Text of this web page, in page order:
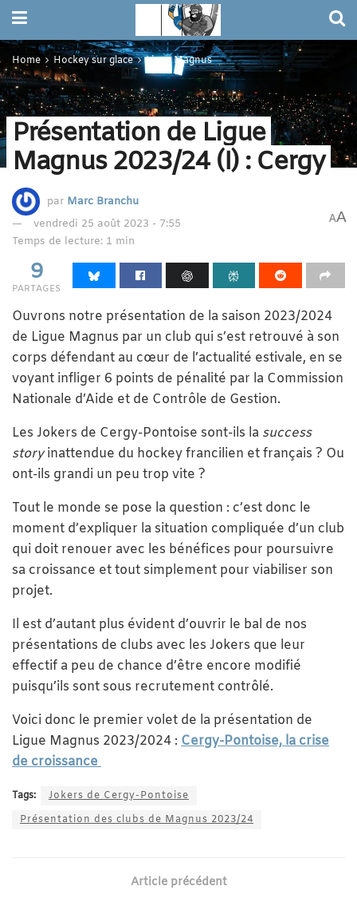
Home Hockey sur glace Ligue Magnus
Présentation de Ligue
Magnus 2023/24 (I) : Cergy
par Marc Branchu
vendredi 25 août 2023 - 7:55
Temps de lecture: 1 min
AA
9
PARTAGES
Ouvrons notre présentation de la saison 2023/2024
de Ligue Magnus par un club qui s’est retrouvé à son
corps défendant au cœur de l’actualité estivale, en se
voyant infliger 6 points de pénalité par la Commission
Nationale d’Aide et de Contrôle de Gestion.
Les Jokers de Cergy-Pontoise sont-ils la success
storyinattendue du hockey francilien et français ? Ou
ont-ils grandi un peu trop vite ?
Tout le monde se pose la question : c’est donc le
moment d’expliquer la situation compliquée d’un club
qui doit renouer avec les bénéfices pour poursuivre
sa croissance et tout simplement pour viabiliser son
projet.
Il est d’autant plus évident d’ouvrir le bal de nos
présentations de clubs avec les Jokers que leur
effectif a peu de chance d’être encore modifié
puisqu’ils sont sous recrutement contrôlé.
Voici donc le premier volet de la présentation de
Ligue Magnus 2023/2024 : Cergy-Pontoise, la crise
de croissance
Tags:
Jokers de Cergy-Pontoise
Présentation des clubs de Magnus 2023/24
Article précédent